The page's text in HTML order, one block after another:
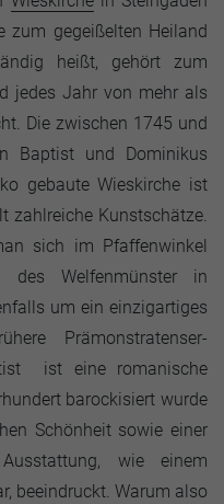
zum gegeißelten Heiland
heißt, gehört zum
jedes Jahr von mehr als
Die zwischen 1745 und
Baptist und Dominikus
gebaute Wieskirche ist
zahlreiche Kunstschätze.
sich im Pfaffenwinkel
Welfenmünster in
um ein einzigartiges
Prämonstratenser-
ist eine romanische
barockisiert wurde
Schönheit sowie einer
wie einem
beeindruckt. Warum also